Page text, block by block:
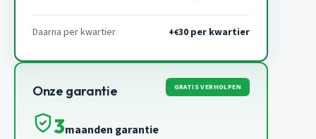
Daarna per kwartier +€30 per kwartier
Onze garantie GRATIS VERHOLPEN
3maanden garantie